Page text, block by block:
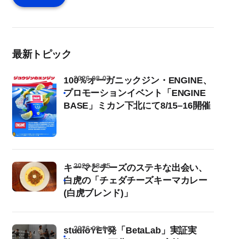
最新トピック
100％オーガニックジン・ENGINE、
プロモーションイベント「ENGINE
BASE」ミカン下北にて8/15–16開催
2026-08-07
キーマとチーズのステキな出会い、
白虎の「チェダチーズキーマカレー
(白虎ブレンド)」
2026-08-05
studioYET発「BetaLab」実証実
2026-08-04